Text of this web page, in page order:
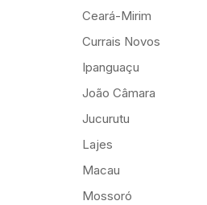
Ceará-Mirim
Currais Novos
Ipanguaçu
João Câmara
Jucurutu
Lajes
Macau
Mossoró